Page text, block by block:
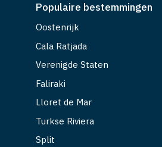
Populaire bestemmingen
Oostenrijk
Cala Ratjada
Verenigde Staten
Faliraki
Lloret de Mar
Turkse Riviera
Split